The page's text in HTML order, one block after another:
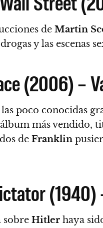
de Martin
y las escenas
(2006) –
poco conocidas
más vendido,
de Franklin
(1940)
sobre Hitler haya